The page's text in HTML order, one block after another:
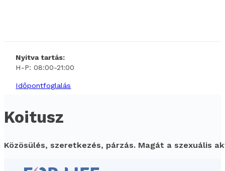
Nyitva tartás:
H-P: 08:00-21:00
Időpontfoglalás
Koitusz
Közösülés, szeretkezés, párzás. Magát a szexuális